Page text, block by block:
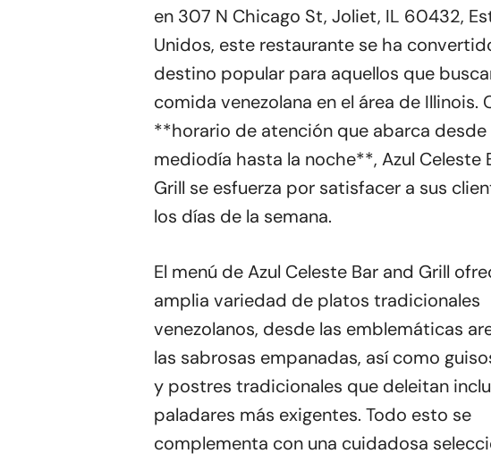
en 307 N Chicago St, Joliet, IL 60432,
Unidos, este restaurante se ha
destino popular para aquellos que
comida venezolana en el área de Illinois.
**horario de atención que abarca desde
mediodía hasta la noche**, Azul Celeste
Grill se esfuerza por satisfacer a sus
los días de la semana.
El menú de Azul Celeste Bar and Grill
amplia variedad de platos tradicionales
venezolanos, desde las emblemáticas
las sabrosas empanadas, así como
y postres tradicionales que deleitan
paladares más exigentes. Todo esto se
complementa con una cuidadosa